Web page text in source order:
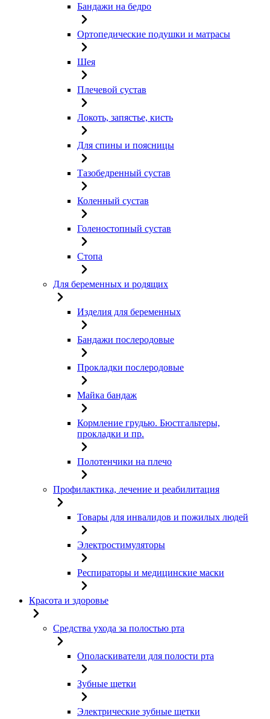
Бандажи на бедро
Ортопедические подушки и матрасы
Шея
Плечевой сустав
Локоть, запястье, кисть
Для спины и поясницы
Тазобедренный сустав
Коленный сустав
Голеностопный сустав
Стопа
Для беременных и родящих
Изделия для беременных
Бандажи послеродовые
Прокладки послеродовые
Майка бандаж
Кормление грудью. Бюстгальтеры,
прокладки и пр.
Полотенчики на плечо
Профилактика, лечение и реабилитация
Товары для инвалидов и пожилых людей
Электростимуляторы
Респираторы и медицинские маски
Красота и здоровье
Средства ухода за полостью рта
Ополаскиватели для полости рта
Зубные щетки
Электрические зубные щетки